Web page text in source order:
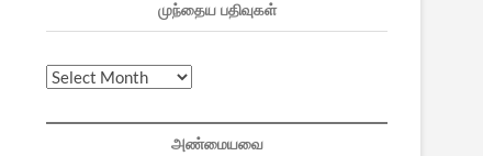
முந்தைய பதிவுகள்
முந்தைய
அண்மையவை